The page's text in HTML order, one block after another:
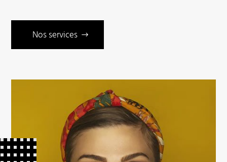
Nos services